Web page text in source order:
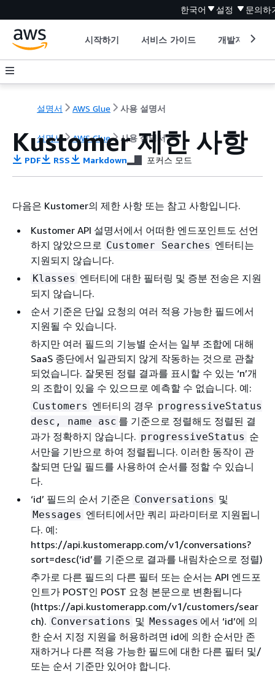
한국어 설정 문의하
시작하기 서비스 가이드 개발자 도구
설명서 AWS Glue 사용 설명서
설명서 AWS Glue 사용 설명서
Kustomer 제한 사항
PDF RSS Markdown 포커스 모드
다음은 Kustomer의 제한 사항 또는 참고 사항입니다.
Kustomer API 설명서에서 어떠한 엔드포인트도 선언
하지 않았으므로 Customer Searches 엔터티는
지원되지 않습니다.
Klasses 엔터티에 대한 필터링 및 증분 전송은 지원
되지 않습니다.
순서 기준은 단일 요청의 여러 적용 가능한 필드에서
지원될 수 있습니다.
하지만 여러 필드의 기능별 순서는 일부 조합에 대해
SaaS 종단에서 일관되지 않게 작동하는 것으로 관찰
되었습니다. 잘못된 정렬 결과를 표시할 수 있는 ‘n’개
의 조합이 있을 수 있으므로 예측할 수 없습니다. 예:
Customers 엔터티의 경우 progressiveStatus
desc, name asc 를 기준으로 정렬해도 정렬된 결
과가 정확하지 않습니다. progressiveStatus 순
서만을 기반으로 하여 정렬됩니다. 이러한 동작이 관
찰되면 단일 필드를 사용하여 순서를 정할 수 있습니
다.
‘id’ 필드의 순서 기준은 Conversations 및
Messages 엔터티에서만 쿼리 파라미터로 지원됩니
다. 예:
https://api.kustomerapp.com/v1/conversations?
sort=desc(‘id’를 기준으로 결과를 내림차순으로 정렬)
추가로 다른 필드의 다른 필터 또는 순서는 API 엔드포
인트가 POST인 POST 요청 본문으로 변환됩니다
(https://api.kustomerapp.com/v1/customers/sear
ch). Conversations 및 Messages 에서 ‘id’에 의
한 순서 지정 지원을 허용하려면 id에 의한 순서만 존
재하거나 다른 적용 가능한 필드에 대한 다른 필터 및/
또는 순서 기준만 있어야 합니다.